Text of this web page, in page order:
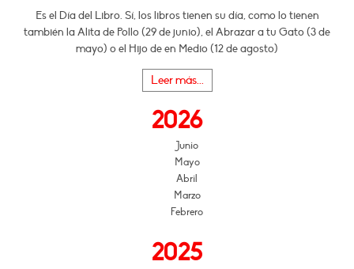
Es el Día del Libro. Sí, los libros tienen su día, como lo tienen
también la Alita de Pollo (29 de junio), el Abrazar a tu Gato (3 de
mayo) o el Hijo de en Medio (12 de agosto)
Leer más...
2026
Junio
Mayo
Abril
Marzo
Febrero
2025